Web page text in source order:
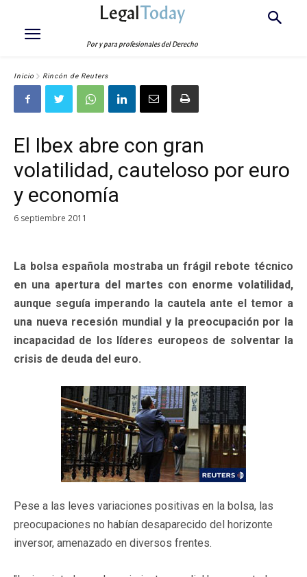
LegalToday
Por y para profesionales del Derecho
Inicio Rincón de Reuters
El Ibex abre con gran
volatilidad, cauteloso por euro
y economía
6 septiembre 2011
La bolsa española mostraba un frágil rebote técnico
en una apertura del martes con enorme volatilidad,
aunque seguía imperando la cautela ante el temor a
una nueva recesión mundial y la preocupación por la
incapacidad de los líderes europeos de solventar la
crisis de deuda del euro.
Pese a las leves variaciones positivas en la bolsa, las
preocupaciones no habían desaparecido del horizonte
inversor, amenazado en diversos frentes.